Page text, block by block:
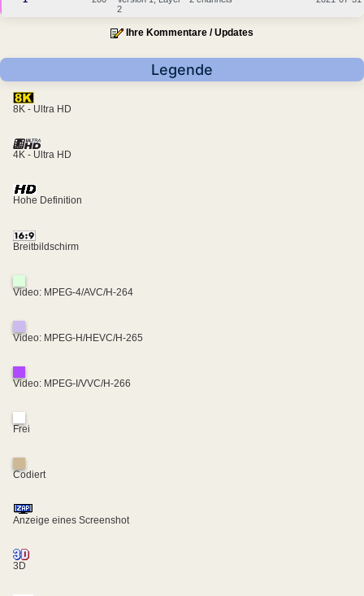
2
Ihre Kommentare / Updates
Legende
8K - Ultra HD
4K - Ultra HD
Hohe Definition
Breitbildschirm
Video: MPEG-4/AVC/H-264
Video: MPEG-H/HEVC/H-265
Video: MPEG-I/VVC/H-266
Frei
Codiert
Anzeige eines Screenshot
3D